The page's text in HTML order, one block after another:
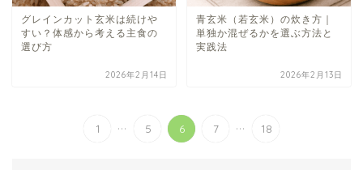
グレインカット玄米は続けや
すい？体感から考える主食の
選び方
2026年2月14日
青玄米（若玄米）の炊き方｜
単独か混ぜるかを選ぶ方法と
実践法
2026年2月13日
1 ... 5 6 7 ... 18